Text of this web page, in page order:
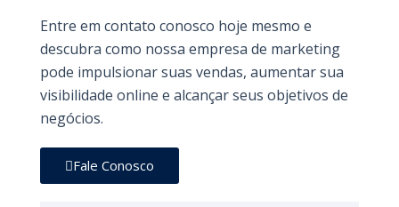
Entre em contato conosco hoje mesmo e
descubra como nossa empresa de marketing
pode impulsionar suas vendas, aumentar sua
visibilidade online e alcançar seus objetivos de
negócios.
Fale Conosco